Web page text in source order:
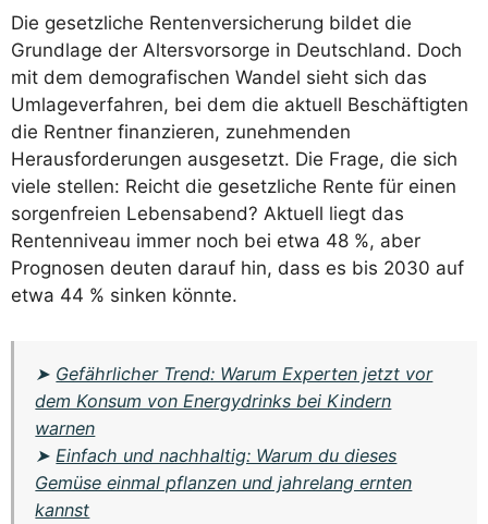
Die gesetzliche Rentenversicherung bildet die
Grundlage der Altersvorsorge in Deutschland. Doch
mit dem demografischen Wandel sieht sich das
Umlageverfahren, bei dem die aktuell Beschäftigten
die Rentner finanzieren, zunehmenden
Herausforderungen ausgesetzt. Die Frage, die sich
viele stellen: Reicht die gesetzliche Rente für einen
sorgenfreien Lebensabend? Aktuell liegt das
Rentenniveau immer noch bei etwa 48 %, aber
Prognosen deuten darauf hin, dass es bis 2030 auf
etwa 44 % sinken könnte.
➤ Gefährlicher Trend: Warum Experten jetzt vor
dem Konsum von Energydrinks bei Kindern
warnen
➤Einfach und nachhaltig: Warum du dieses
Gemüse einmal pflanzen und jahrelang ernten
kannst